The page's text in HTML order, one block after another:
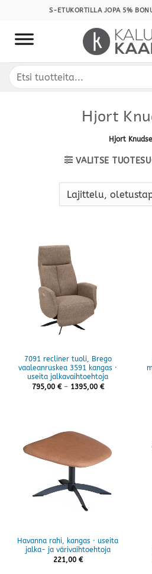
content
S-ETUKORTILLA JOPA 5%
Etsi:
Hjort
Hjort
VALITSE
7091 recliner tuoli, Brego
vaaleanruskea 3591 kangas ·
useita jalkavaihtoehtoja
795,00 € – 1395,00 €Hintaluokka:
Havanna rahi, kangas · useita
jalka- ja värivaihtoehtoja
221,00 €